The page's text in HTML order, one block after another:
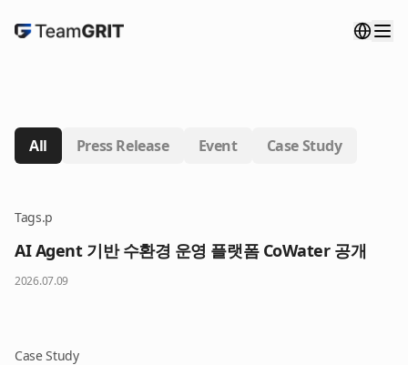
All Press Release Event Case Study
Tags.p
AI Agent 기반 수환경 운영 플랫폼 CoWater 공개
2026.07.09
Case Study